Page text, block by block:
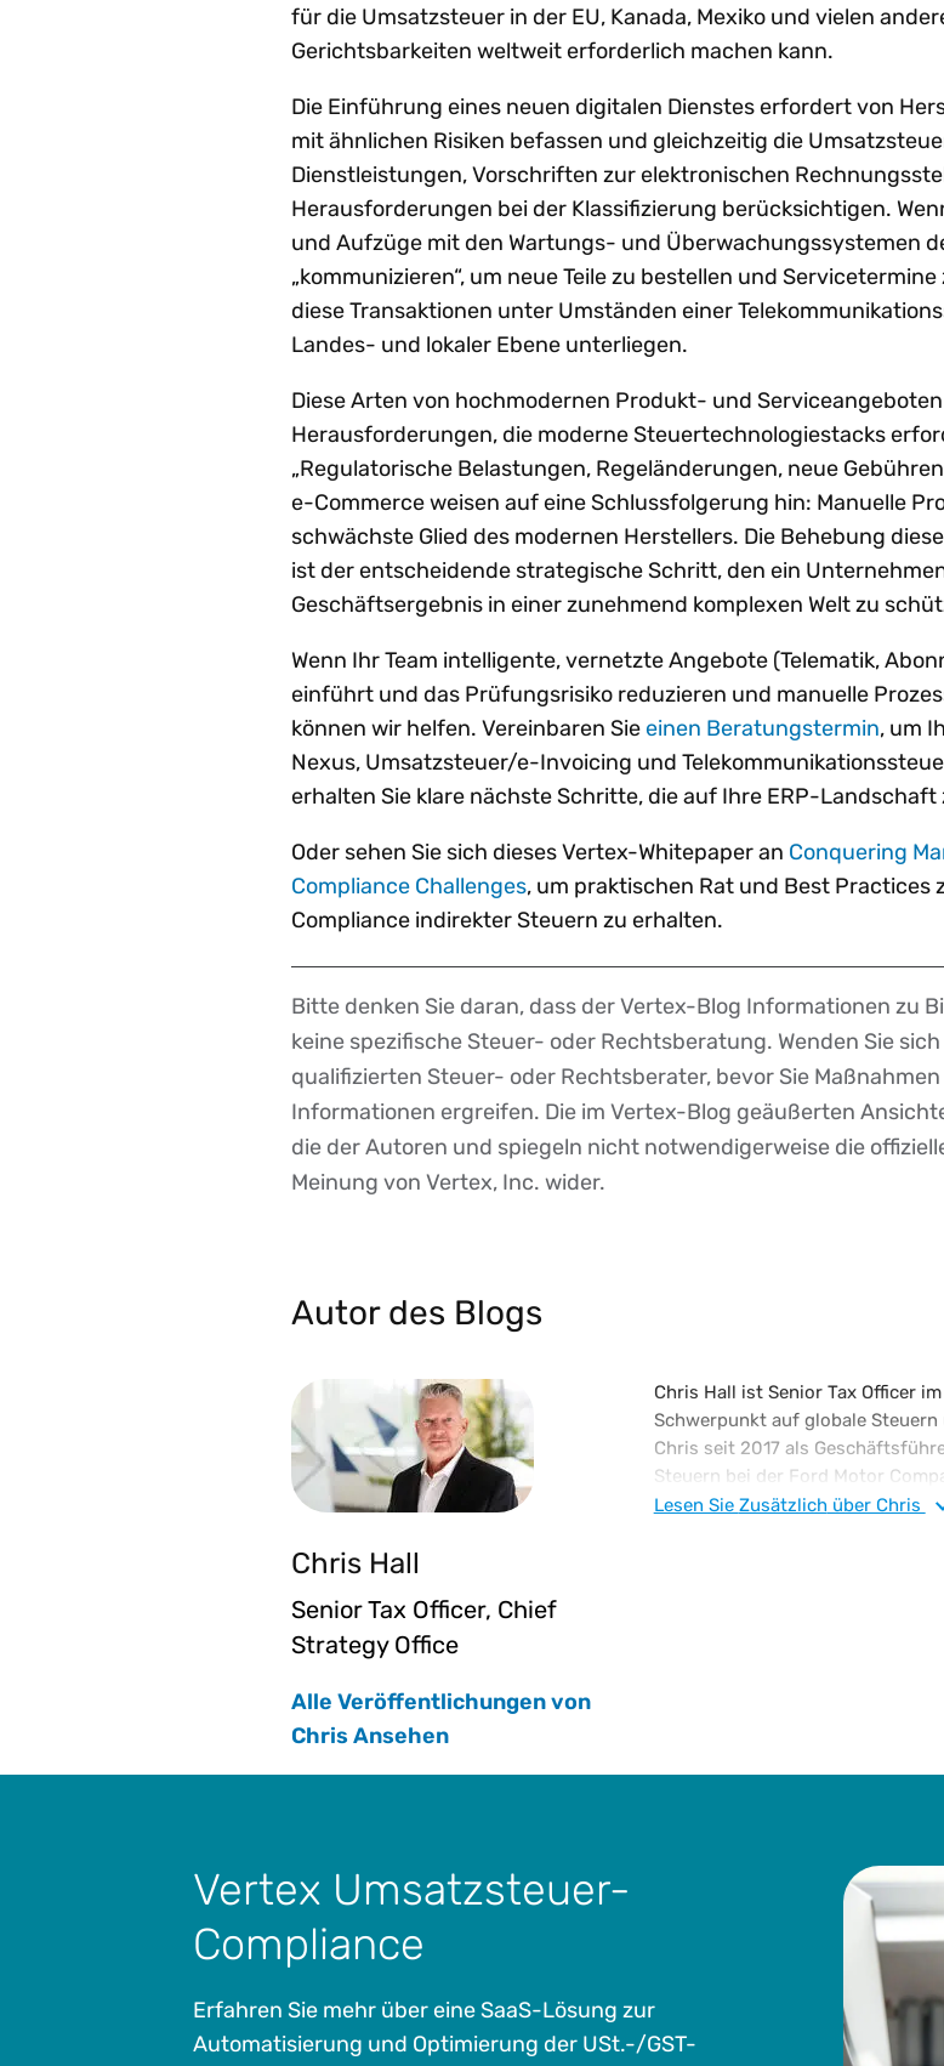
für die Umsatzsteuer in der EU, Kanada, Mexiko und vielen
Gerichtsbarkeiten weltweit erforderlich machen kann.
Die Einführung eines neuen digitalen Dienstes erfordert von
mit ähnlichen Risiken befassen und gleichzeitig die
Dienstleistungen, Vorschriften zur elektronischen
Herausforderungen bei der Klassifizierung berücksichtigen.
und Aufzüge mit den Wartungs- und Überwachungssystemen
„kommunizieren“, um neue Teile zu bestellen und
diese Transaktionen unter Umständen einer
Landes- und lokaler Ebene unterliegen.
Diese Arten von hochmodernen Produkt- und
Herausforderungen, die moderne Steuertechnologiestacks
„Regulatorische Belastungen, Regeländerungen, neue
e-Commerce weisen auf eine Schlussfolgerung hin: Manuelle
schwächste Glied des modernen Herstellers. Die Behebung
ist der entscheidende strategische Schritt, den ein
Geschäftsergebnis in einer zunehmend komplexen Welt zu
Wenn Ihr Team intelligente, vernetzte Angebote (Telematik,
einführt und das Prüfungsrisiko reduzieren und manuelle
können wir helfen. Vereinbaren Sieeinen Beratungstermin, um
Nexus, Umsatzsteuer/e-Invoicing und
erhalten Sie klare nächste Schritte, die auf Ihre ERP-
Oder sehen Sie sich dieses Vertex-Whitepaper an Conquering
Compliance Challenges, um praktischen Rat und Best
Compliance indirekter Steuern zu erhalten.
Disclaimer
Bitte denken Sie daran, dass der Vertex-Blog Informationen zu
keine spezifische Steuer- oder Rechtsberatung. Wenden Sie
qualifizierten Steuer- oder Rechtsberater, bevor Sie
Informationen ergreifen. Die im Vertex-Blog geäußerten
die der Autoren und spiegeln nicht notwendigerweise die
Meinung von Vertex, Inc. wider.
Autor des Blogs
Chris Hall
Senior Tax Officer, Chief
Strategy Office
Alle Veröffentlichungen von
Chris Ansehen
Chris Hall ist Senior Tax Officer
Schwerpunkt auf globale
Chris seit 2017 als
Steuern bei der Ford Motor
2001 war er in mehreren
Lesen Sie Zusätzlich über Chris
Vertex Umsatzsteuer-
Compliance
Erfahren Sie mehr über eine SaaS-Lösung zur
Automatisierung und Optimierung der USt.-/GST-